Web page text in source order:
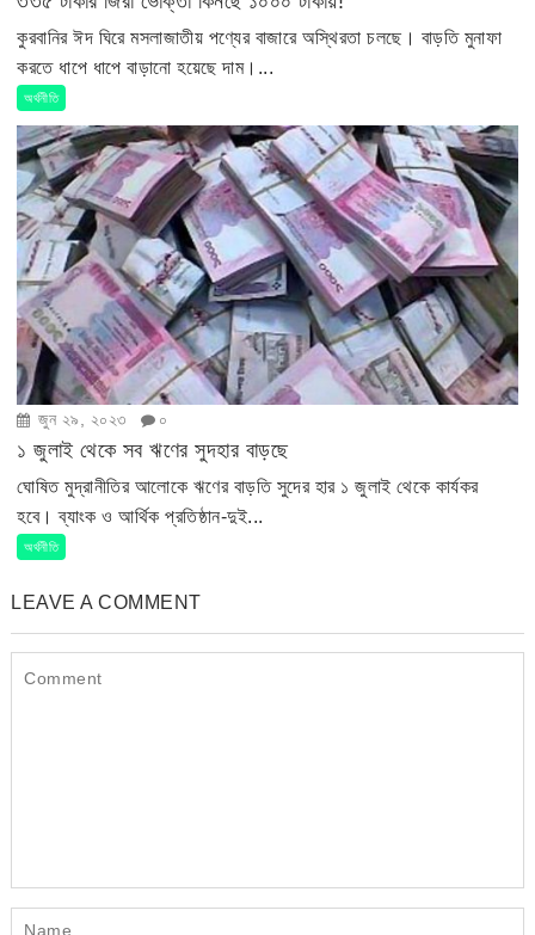
কুরবানির ঈদ ঘিরে মসলাজাতীয় পণ্যের বাজারে অস্থিরতা চলছে। বাড়তি মুনাফা
করতে ধাপে ধাপে বাড়ানো হয়েছে দাম।...
অর্থনীতি
জুন ২৯, ২০২৩ ০
১ জুলাই থেকে সব ঋণের সুদহার বাড়ছে
ঘোষিত মুদ্রানীতির আলোকে ঋণের বাড়তি সুদের হার ১ জুলাই থেকে কার্যকর
হবে। ব্যাংক ও আর্থিক প্রতিষ্ঠান-দুই...
অর্থনীতি
LEAVE A COMMENT